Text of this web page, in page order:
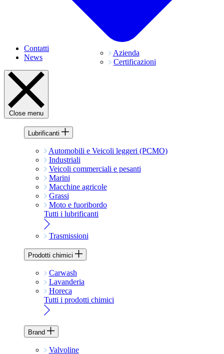
Azienda
Certificazioni
Contatti
News
Close menu
Lubrificanti
Automobili e Veicoli leggeri (PCMO)
Industriali
Veicoli commerciali e pesanti
Marini
Macchine agricole
Grassi
Moto e fuoribordo
Tutti i lubrificanti
Trasmissioni
Prodotti chimici
Carwash
Lavanderia
Horeca
Tutti i prodotti chimici
Brand
Valvoline